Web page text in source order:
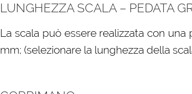
LUNGHEZZA SCALA – PEDATA
La scala può essere realizzata con
mm; (selezionare la lunghezza della